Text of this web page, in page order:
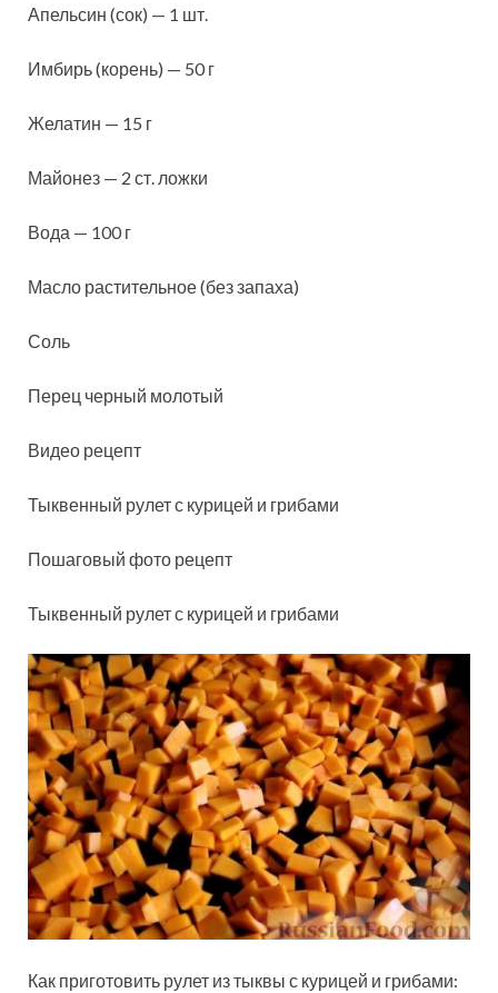
Апельсин (сок) — 1 шт.
Имбирь (корень) — 50 г
Желатин — 15 г
Майонез — 2 ст. ложки
Вода — 100 г
Масло растительное (без запаха)
Соль
Перец черный молотый
Видео рецепт
Тыквенный рулет с курицей и грибами
Пошаговый фото рецепт
Тыквенный рулет с курицей и грибами
Как приготовить рулет из тыквы с курицей и грибами: